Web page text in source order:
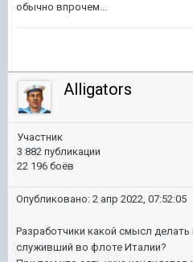
обычно впрочем...
Alligators
Участник
3 882 публикации
22 196 боёв
Опубликовано: 2 апр 2022, 07:52:05
Разработчики какой смысл
служивший во флоте Италии?